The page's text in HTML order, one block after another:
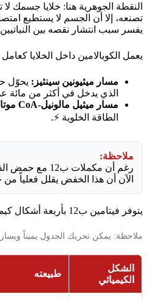
النقطة الجوهرية هنا: خلايا جسمك
تصنعه، إلا أن الجسم لا يستطيع
يفسر سبب انتشار نقصه بين النباتيين
يعمل الكوبالامين داخل الخلايا
مسار ميثيونين سينثيز:
الذي يدخل في أكثر من مائة
مسار ميثيل مالونيل-CoA موتاز:
الطاقة الخلوية ⚡.
ملاحظة:
رغم أن
الآن أن هذا الخفض يقلل فعلياً
يتوفر فيتامين ب12 بأربعة أشكال كيميائية مختلفة، ولكل شكل استخدام سريري خاص به:
ملاحظة: يمكن تحريك الجدول يميناً
الشكل
الكيميائي
طبيعته